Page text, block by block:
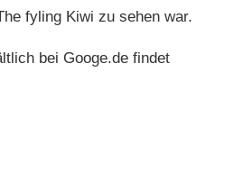
fyling Kiwi zu sehen war.
bei Googe.de findet